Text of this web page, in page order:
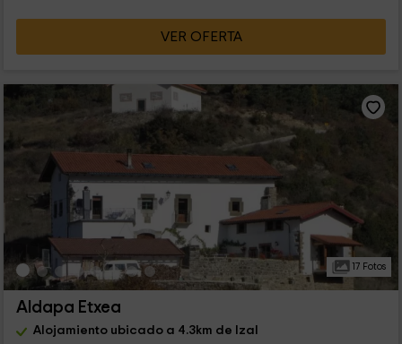
VER OFERTA
17 Fotos
Aldapa Etxea
Alojamiento ubicado a 4.3km de Izal